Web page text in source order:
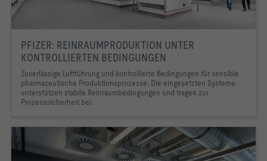
PFIZER: REINRAUMPRODUKTION UNTER
KONTROLLIERTEN BEDINGUNGEN
Zuverlässige Luftführung und kontrollierte Bedingungen für sensible
pharmazeutische Produktionsprozesse. Die eingesetzten Systeme
unterstützen stabile Reinraumbedingungen und tragen zur
Prozesssicherheit bei.